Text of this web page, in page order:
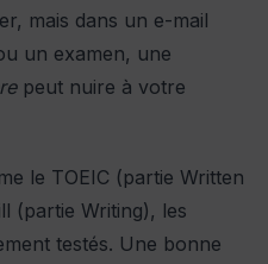
mais dans un e-mail
un examen, une
peut nuire à votre
le TOEIC (partie Written
(partie Writing), les
testés. Une bonne